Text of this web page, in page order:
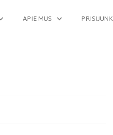
APIE MUS PRISIJUNK